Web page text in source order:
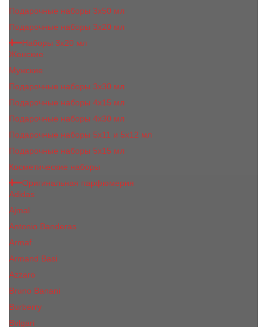
Подарочные наборы 3x50 мл
Подарочные наборы 3x20 мл
Наборы 3х20 мл
Женские
Мужские
Подарочные наборы 3х30 мл
Подарочные наборы 4x15 мл
Подарочные наборы 4x30 мл
Подарочные наборы 5x11 и 5х12 мл
Подарочные наборы 5x15 мл
Косметические наборы
Оригинальная парфюмерия
Adidas
Ajmal
Antonio Banderas
Armaf
Armand Basi
Azzaro
Bruno Banani
Burberry
Bvlgari